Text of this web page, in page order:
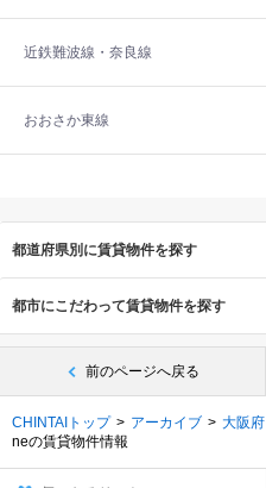
近鉄難波線・奈良線
おおさか東線
都道府県別に賃貸物件を探す
都市にこだわって賃貸物件を探す
前のページへ戻る
CHINTAIトップ アーカイブ 大阪府
neの賃貸物件情報